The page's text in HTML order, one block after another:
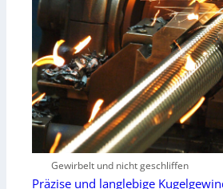
Gewirbelt und nicht geschliffen
Präzise und langlebige